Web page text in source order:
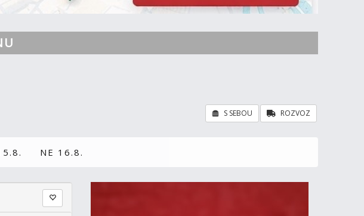
ROZVOZ
S SEBOU
NE 16.8.